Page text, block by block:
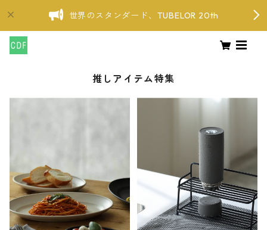
世界のスタンダード、TUBELOR 20th
推しアイテム特集